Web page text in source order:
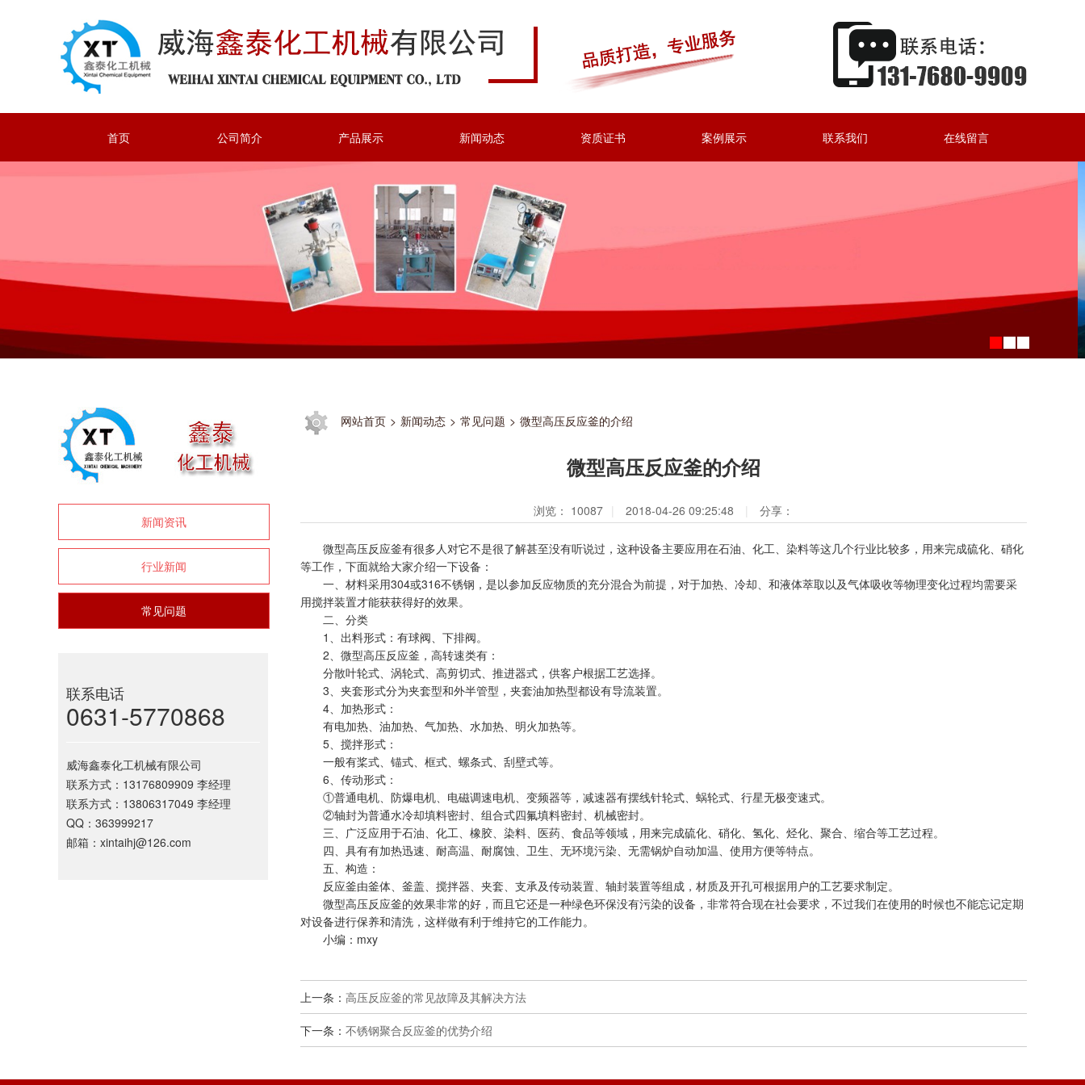
首页 公司简介 产品展示 新闻动态 资质证书 案例展示 联系我们 在线留言
新闻资讯
行业新闻
常见问题
联系电话
0631-5770868
威海鑫泰化工机械有限公司
联系方式：13176809909 李经理
联系方式：13806317049 李经理
QQ：363999217
邮箱：xintaihj@126.com
网站首页 > 新闻动态 > 常见问题 > 微型高压反应釜的介绍
微型高压反应釜的介绍
浏览： 10087 2018-04-26 09:25:48 分享：
微型高压反应釜有很多人对它不是很了解甚至没有听说过，这种设备主要应用在石油、化工、染料等这几个行业比较多，用来完成硫化、硝化
等工作，下面就给大家介绍一下设备：
一、材料采用304或316不锈钢，是以参加反应物质的充分混合为前提，对于加热、冷却、和液体萃取以及气体吸收等物理变化过程均需要采
用搅拌装置才能获获得好的效果。
二、分类
1、出料形式：有球阀、下排阀。
2、微型高压反应釜，高转速类有：
分散叶轮式、涡轮式、高剪切式、推进器式，供客户根据工艺选择。
3、夹套形式分为夹套型和外半管型，夹套油加热型都设有导流装置。
4、加热形式：
有电加热、油加热、气加热、水加热、明火加热等。
5、搅拌形式：
一般有桨式、锚式、框式、螺条式、刮壁式等。
6、传动形式：
①普通电机、防爆电机、电磁调速电机、变频器等，减速器有摆线针轮式、蜗轮式、行星无极变速式。
②轴封为普通水冷却填料密封、组合式四氟填料密封、机械密封。
三、广泛应用于石油、化工、橡胶、染料、医药、食品等领域，用来完成硫化、硝化、氢化、烃化、聚合、缩合等工艺过程。
四、具有有加热迅速、耐高温、耐腐蚀、卫生、无环境污染、无需锅炉自动加温、使用方便等特点。
五、构造：
反应釜由釜体、釜盖、搅拌器、夹套、支承及传动装置、轴封装置等组成，材质及开孔可根据用户的工艺要求制定。
微型高压反应釜的效果非常的好，而且它还是一种绿色环保没有污染的设备，非常符合现在社会要求，不过我们在使用的时候也不能忘记定期
对设备进行保养和清洗，这样做有利于维持它的工作能力。
小编：mxy
上一条： 高压反应釜的常见故障及其解决方法
下一条： 不锈钢聚合反应釜的优势介绍